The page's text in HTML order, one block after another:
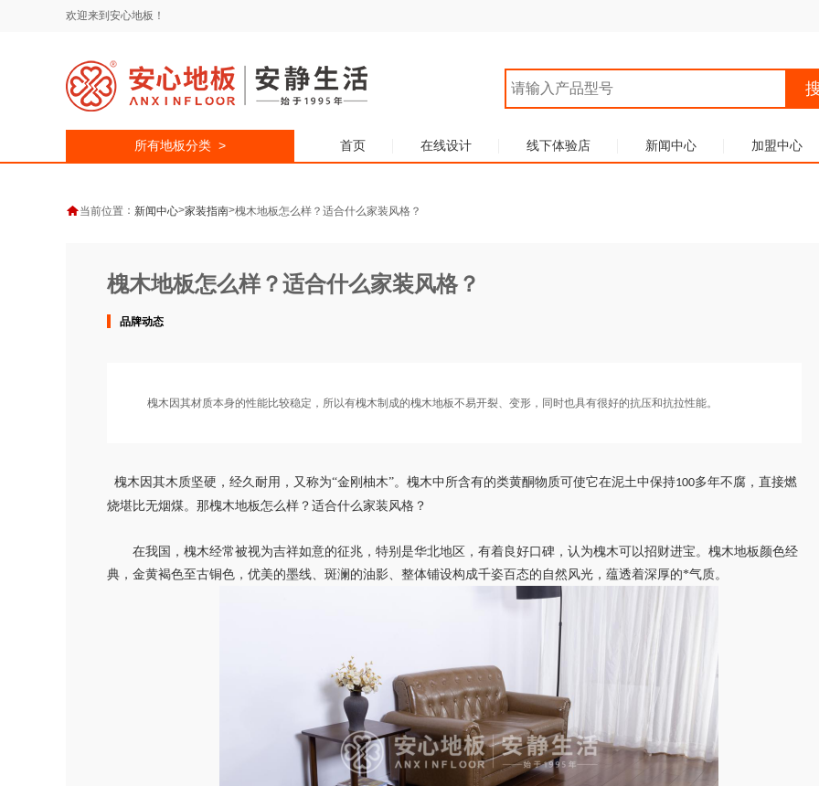
欢迎来到安心地板！
所有地板分类 > 首页 在线设计 线下体验店 新闻中心 加盟中心
当前位置 ： 新闻中心>家装指南>槐木地板怎么样？适合什么家装风格？
槐木地板怎么样？适合什么家装风格？
品牌动态
槐木因其材质本身的性能比较稳定，所以有槐木制成的槐木地板不易开裂、变形，同时也具有很好的抗压和抗拉性能。
槐木因其木质坚硬，经久耐用，又称为“金刚柚木”。槐木中所含有的类黄酮物质可使它在泥土中保持100多年不腐，直接燃
烧堪比无烟煤。那槐木地板怎么样？适合什么家装风格？
在我国，槐木经常被视为吉祥如意的征兆，特别是华北地区，有着良好口碑，认为槐木可以招财进宝。槐木地板颜色经
典，金黄褐色至古铜色，优美的墨线、斑澜的油影、整体铺设构成千姿百态的自然风光，蕴透着深厚的*气质。